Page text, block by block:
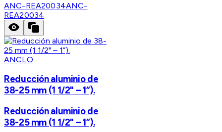
ANC-REA20034ANC-
REA20034
ANCLO
Reducción aluminio de
38-25 mm (1 1/2" – 1”).
Reducción aluminio de
38-25 mm (1 1/2" – 1”).